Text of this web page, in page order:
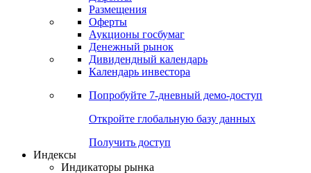
Получить доступ
Календарь
Календарь событий
Дефолты
Размещения
Оферты
Денежный рынок
Календарь инвестора
Попробуйте7-дневный
Откройте глобальную базу данных